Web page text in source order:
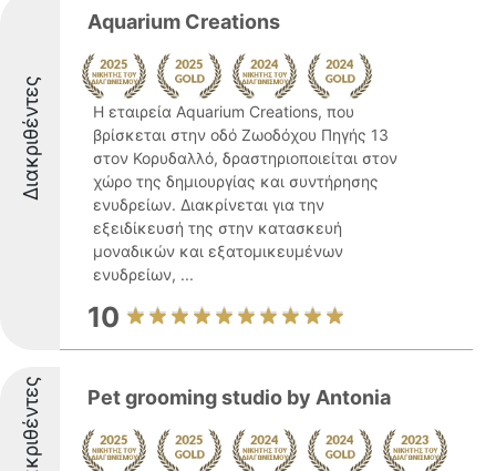
Διακριθέντες
Aquarium Creations
Η εταιρεία Aquarium Creations, που
βρίσκεται στην οδό Ζωοδόχου Πηγής 13
στον Κορυδαλλό, δραστηριοποιείται στον
χώρο της δημιουργίας και συντήρησης
ενυδρείων. Διακρίνεται για την
εξειδίκευσή της στην κατασκευή
μοναδικών και εξατομικευμένων
ενυδρείων, ...
10
Διακριθέντες Pet grooming studio by Antonia